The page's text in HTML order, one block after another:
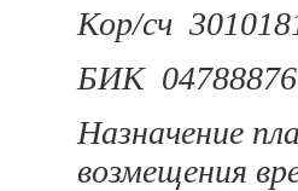
Кор/сч
БИК
Назначение
возмещения